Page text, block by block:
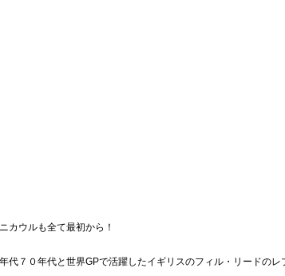
カウルも全て最初から！
代７０年代と世界GPで活躍したイギリスのフィル・リードのレ